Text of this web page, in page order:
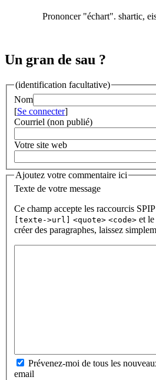
Prononcer "échart". shartic,
Un gran de sau ?
(identification facultative)
Nom
[Se connecter]
Courriel (non publié)
Votre site web
Ajoutez votre commentaire ici
Texte de votre message
Ce champ accepte les raccourcis SPIP
[texte->url]
<quote> <code> et
créer des paragraphes, laissez
Prévenez-moi de tous les
email